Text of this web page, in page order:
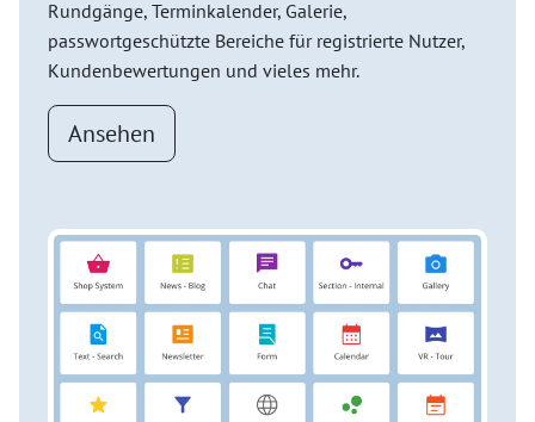
Rundgänge, Terminkalender, Galerie,
passwortgeschützte Bereiche für registrierte Nutzer,
Kundenbewertungen und vieles mehr.
Ansehen